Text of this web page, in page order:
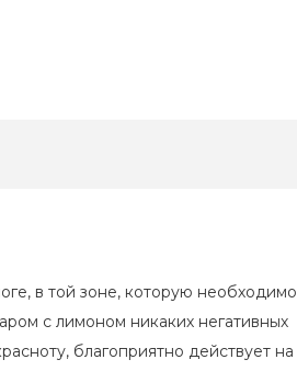
в той зоне, которую необходимо
с лимоном никаких негативных
благоприятно действует на